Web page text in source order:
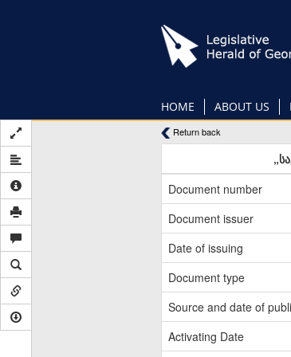
HOME ABOUT US
Return back
Document number
Document issuer
Date of issuing
Document type
Source and date of
Activating Date